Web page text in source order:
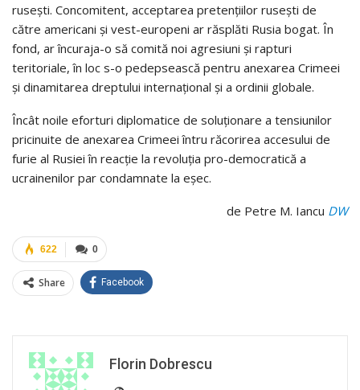
ruseşti. Concomitent, acceptarea pretenţiilor ruseşti de
către americani şi vest-europeni ar răsplăti Rusia bogat. În
fond, ar încuraja-o să comită noi agresiuni şi rapturi
teritoriale, în loc s-o pedepsească pentru anexarea Crimeei
şi dinamitarea dreptului internaţional şi a ordinii globale.
Încât noile eforturi diplomatice de soluţionare a tensiunilor
pricinuite de anexarea Crimeei întru răcorirea accesului de
furie al Rusiei în reacţie la revoluţia pro-democratică a
ucrainenilor par condamnate la eşec.
de Petre M. Iancu DW
0
622
Share Facebook
Florin Dobrescu